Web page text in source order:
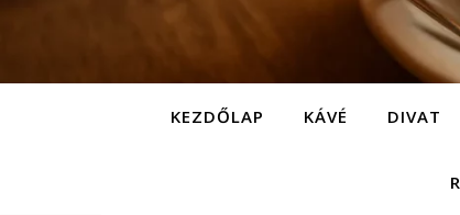
KEZDŐLAP KÁVÉ DIVAT